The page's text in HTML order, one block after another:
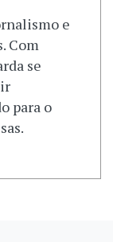
e
Com
se
para o